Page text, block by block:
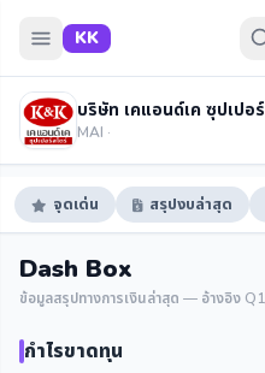
KK
MAI ·
จุดเด่น สรุปงบล่าสุด
Dash Box
ข้อมูลสรุปทางการเงินล่าสุด — อ้างอิง
กำไรขาดทุน